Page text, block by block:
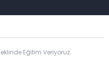
Eğitim Veriyoruz.